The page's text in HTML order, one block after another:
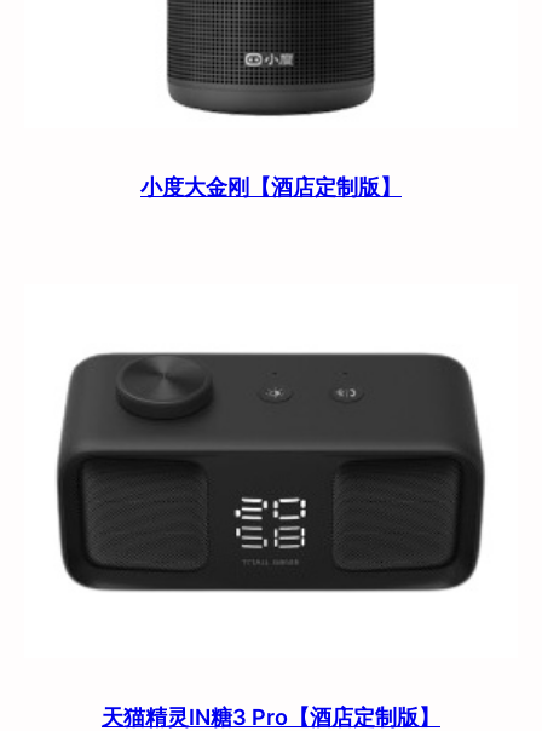
小度大金刚【酒店定制版】
天猫精灵IN糖3 Pro【酒店定制版】